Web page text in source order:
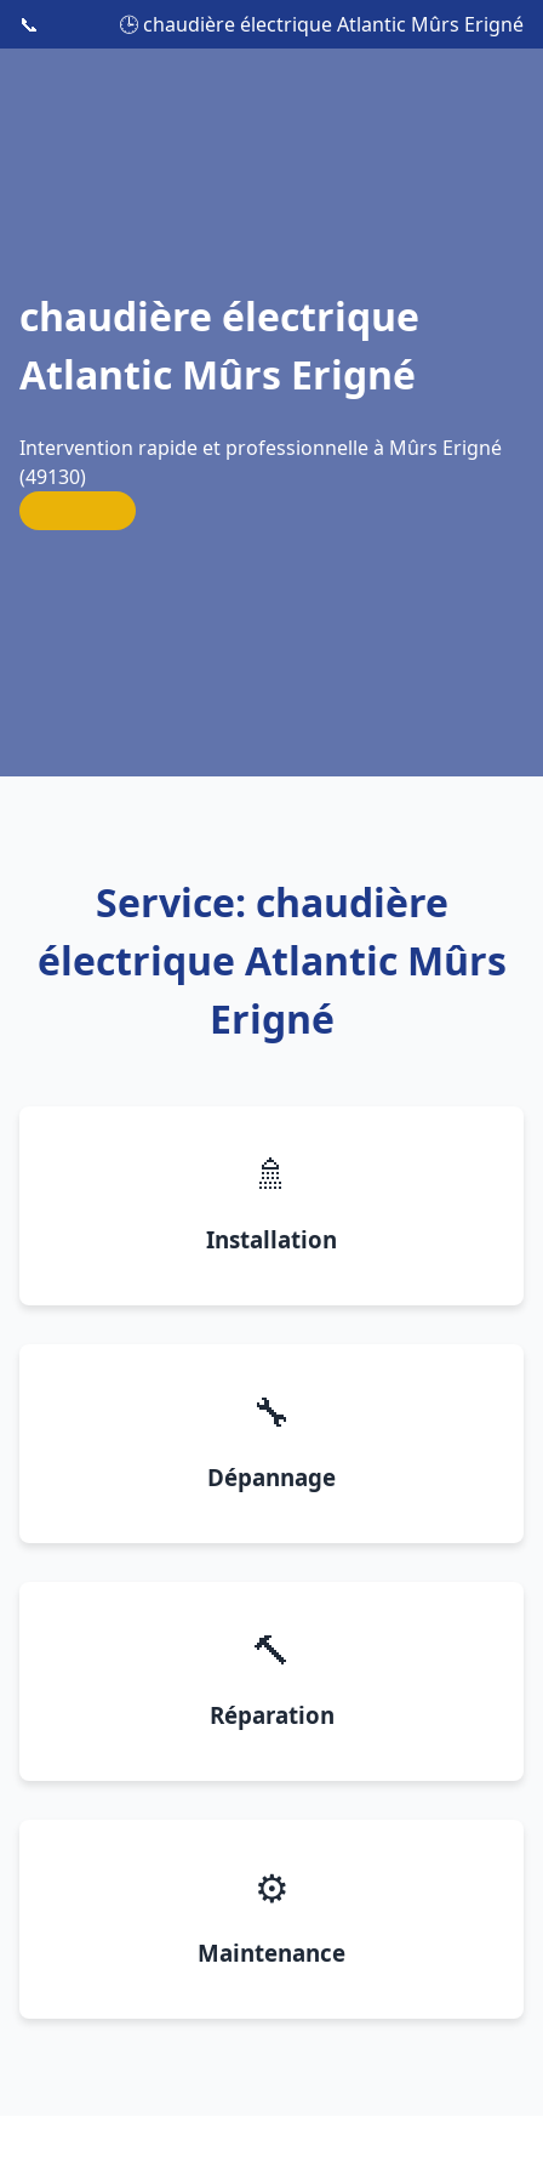
📞 🕒 chaudière électrique Atlantic Mûrs Erigné
chaudière électrique
Atlantic Mûrs Erigné
Intervention rapide et professionnelle à Mûrs Erigné
(49130)
Service: chaudière
électrique Atlantic Mûrs
Erigné
🚿
Installation
🔧
Dépannage
🔨
Réparation
⚙️
Maintenance